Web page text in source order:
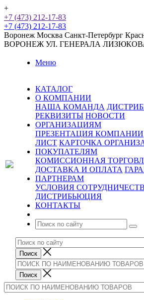
+
+7 (473) 212-17-83
+7 (473) 212-17-83
Воронеж Москва Санкт-Петербург
ВОРОНЕЖ УЛ. ГЕНЕРАЛА
Меню
КАТАЛОГ
О КОМПАНИИ
НАША КОМАНДА
РЕКВИЗИТЫ НОВОСТИ
ОРГАНИЗАЦИЯМ
ПРЕЗЕНТАЦИЯ КОМПАНИИ
ЛИСТ КАРТОЧКА
ПОКУПАТЕЛЯМ
КОМИССИОННАЯ
ДОСТАВКА И ОПЛАТА
ПАРТНЕРАМ
УСЛОВИЯ
ДИСТРИБЬЮЦИЯ
КОНТАКТЫ